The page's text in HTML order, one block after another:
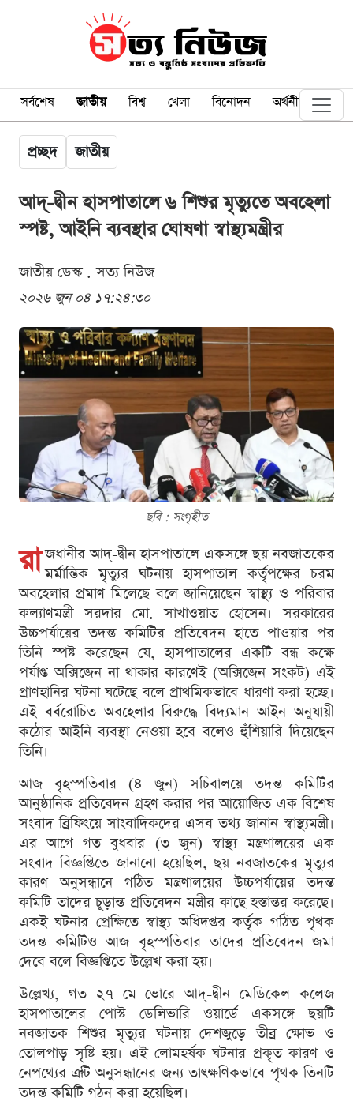
সর্বশেষ জাতীয় বিশ্ব খেলা বিনোদন অর্থনীতি
প্রচ্ছদ জাতীয়
আদ্-দ্বীন হাসপাতালে ৬ শিশুর মৃত্যুতে অবহেলা
স্পষ্ট, আইনি ব্যবস্থার ঘোষণা স্বাস্থ্যমন্ত্রীর
জাতীয় ডেস্ক . সত্য নিউজ
২০২৬ জুন ০৪ ১৭:২৪:৩০
ছবি : সংগৃহীত
রা জধানীর আদ্-দ্বীন হাসপাতালে একসঙ্গে ছয় নবজাতকের
মর্মান্তিক মৃত্যুর ঘটনায় হাসপাতাল কর্তৃপক্ষের চরম
অবহেলার প্রমাণ মিলেছে বলে জানিয়েছেন স্বাস্থ্য ও পরিবার
কল্যাণমন্ত্রী সরদার মো. সাখাওয়াত হোসেন। সরকারের
উচ্চপর্যায়ের তদন্ত কমিটির প্রতিবেদন হাতে পাওয়ার পর
তিনি স্পষ্ট করেছেন যে, হাসপাতালের একটি বন্ধ কক্ষে
পর্যাপ্ত অক্সিজেন না থাকার কারণেই (অক্সিজেন সংকট) এই
প্রাণহানির ঘটনা ঘটেছে বলে প্রাথমিকভাবে ধারণা করা হচ্ছে।
এই বর্বরোচিত অবহেলার বিরুদ্ধে বিদ্যমান আইন অনুযায়ী
কঠোর আইনি ব্যবস্থা নেওয়া হবে বলেও হুঁশিয়ারি দিয়েছেন
তিনি।
আজ বৃহস্পতিবার (৪ জুন) সচিবালয়ে তদন্ত কমিটির
আনুষ্ঠানিক প্রতিবেদন গ্রহণ করার পর আয়োজিত এক বিশেষ
সংবাদ ব্রিফিংয়ে সাংবাদিকদের এসব তথ্য জানান স্বাস্থ্যমন্ত্রী।
এর আগে গত বুধবার (৩ জুন) স্বাস্থ্য মন্ত্রণালয়ের এক
সংবাদ বিজ্ঞপ্তিতে জানানো হয়েছিল, ছয় নবজাতকের মৃত্যুর
কারণ অনুসন্ধানে গঠিত মন্ত্রণালয়ের উচ্চপর্যায়ের তদন্ত
কমিটি তাদের চূড়ান্ত প্রতিবেদন মন্ত্রীর কাছে হস্তান্তর করেছে।
একই ঘটনার প্রেক্ষিতে স্বাস্থ্য অধিদপ্তর কর্তৃক গঠিত পৃথক
তদন্ত কমিটিও আজ বৃহস্পতিবার তাদের প্রতিবেদন জমা
দেবে বলে বিজ্ঞপ্তিতে উল্লেখ করা হয়।
উল্লেখ্য, গত ২৭ মে ভোরে আদ্-দ্বীন মেডিকেল কলেজ
হাসপাতালের পোস্ট ডেলিভারি ওয়ার্ডে একসঙ্গে ছয়টি
নবজাতক শিশুর মৃত্যুর ঘটনায় দেশজুড়ে তীব্র ক্ষোভ ও
তোলপাড় সৃষ্টি হয়। এই লোমহর্ষক ঘটনার প্রকৃত কারণ ও
নেপথ্যের ত্রুটি অনুসন্ধানের জন্য তাৎক্ষণিকভাবে পৃথক তিনটি
তদন্ত কমিটি গঠন করা হয়েছিল।